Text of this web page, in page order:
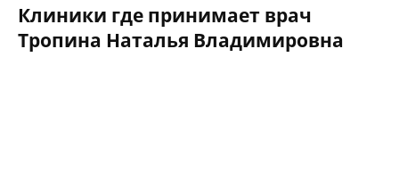
Клиники где принимает врач
Тропина Наталья Владимировна